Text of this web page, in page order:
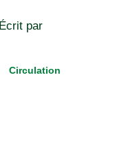
Écrit par
Circulation